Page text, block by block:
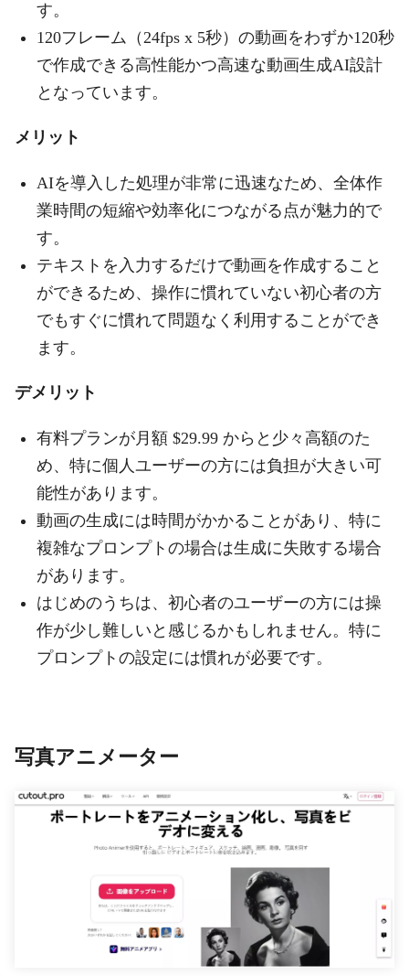
す。
120フレーム（24fps x 5秒）の動画をわずか120秒
で作成できる高性能かつ高速な動画生成AI設計
となっています。
メリット
AIを導入した処理が非常に迅速なため、全体作
業時間の短縮や効率化につながる点が魅力的で
す。
テキストを入力するだけで動画を作成すること
ができるため、操作に慣れていない初心者の方
でもすぐに慣れて問題なく利用することができ
ます。
デメリット
有料プランが月額 $29.99 からと少々高額のた
め、特に個人ユーザーの方には負担が大きい可
能性があります。
動画の生成には時間がかかることがあり、特に
複雑なプロンプトの場合は生成に失敗する場合
があります。
はじめのうちは、初心者のユーザーの方には操
作が少し難しいと感じるかもしれません。特に
プロンプトの設定には慣れが必要です。
写真アニメーター